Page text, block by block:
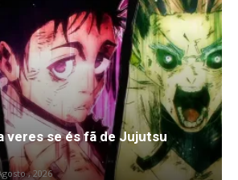
veres se és fã de Jujutsu
, 2026